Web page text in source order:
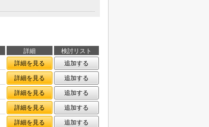
詳細
検討リスト
詳細を見る
追加する
詳細を見る
追加する
詳細を見る
追加する
詳細を見る
追加する
詳細を見る 追加する